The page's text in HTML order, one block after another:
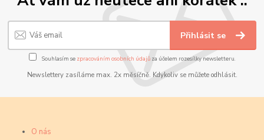
Přihlásit se
Souhlasím se zpracováním osobních údajůza účelem rozesílky newsletteru.
Newslettery zasíláme max. 2x měsíčně. Kdykoliv se můžete odhlásit.
O nás